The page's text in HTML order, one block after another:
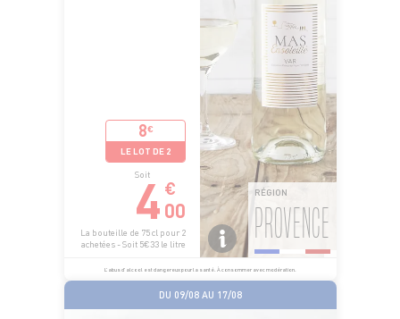
8€
LE LOT DE 2
Soit
4 €
00
La bouteille de 75 cl pour 2
achetées - Soit 5€33 le litre
RÉGION
PROVENCE
L’abus d’alcool est dangereux pour la santé. À consommer avec modération.
DU 09/08 AU 17/08